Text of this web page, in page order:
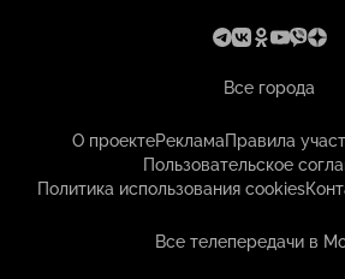
Все города
О проектеРекламаПравила
Пользовательское
Политика использования cookies
Все телепередачи в